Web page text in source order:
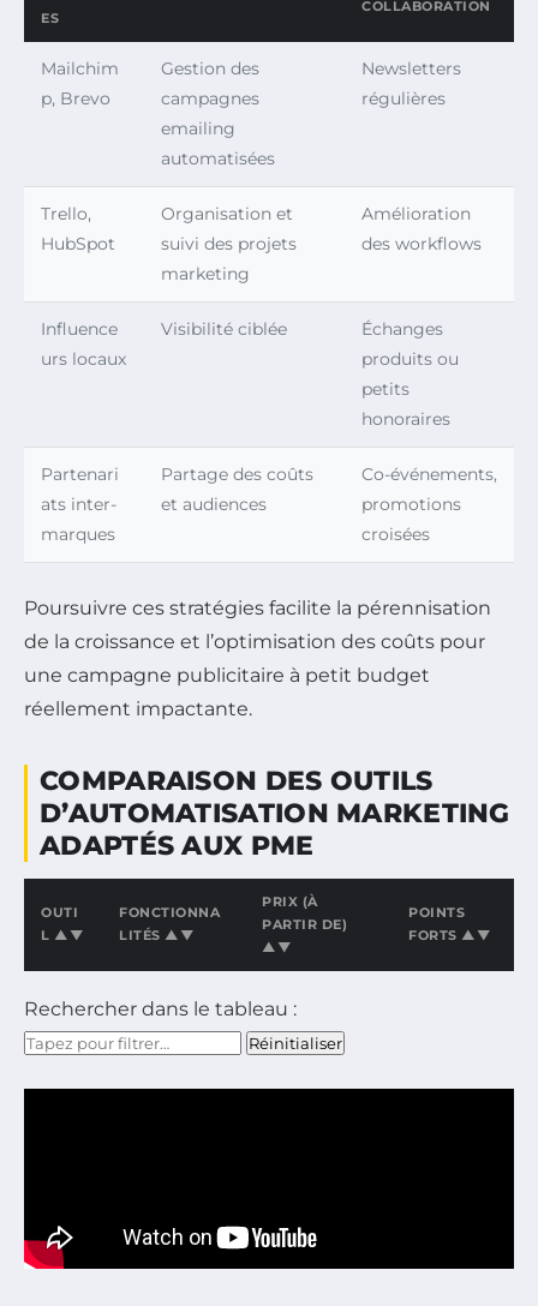
ES
COLLABORATION
Mailchim
p, Brevo
Gestion des
campagnes
emailing
automatisées
Newsletters
régulières
Trello,
HubSpot
Organisation et
suivi des projets
marketing
Amélioration
des workflows
Influence
urs locaux
Visibilité ciblée
Échanges
produits ou
petits
honoraires
Partenari
ats inter-
marques
Partage des coûts
et audiences
Co-événements,
promotions
croisées
Poursuivre ces stratégies facilite la pérennisation
de la croissance et l’optimisation des coûts pour
une campagne publicitaire à petit budget
réellement impactante.
COMPARAISON DES OUTILS
D’AUTOMATISATION MARKETING
ADAPTÉS AUX PME
OUTI
L ▲▼
FONCTIONNA
LITÉS ▲▼
PRIX (À
PARTIR DE)
▲▼
POINTS
FORTS ▲▼
Rechercher dans le tableau :
Réinitialiser